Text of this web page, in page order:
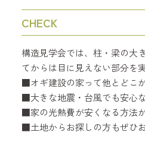
CHECK
構造見学会では、柱・梁の大
てからは目に見えない部分を
■オギ建設の家って他とどこ
■大きな地震・台風でも安心
■家の光熱費が安くなる方法
■土地からお探しの方もぜひ